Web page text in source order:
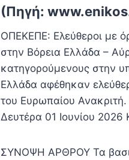
(Πηγή:
ΟΠΕΚΕΠΕ: Ελεύθεροι με
στην Βόρεια Ελλάδα –
κατηγορούμενους στην
Ελλάδα αφέθηκαν
του Ευρωπαίου
Δευτέρα 01 Ιουνίου 2026
ΣΥΝΟΨΗ ΑΡΘΡΟΥ Τα